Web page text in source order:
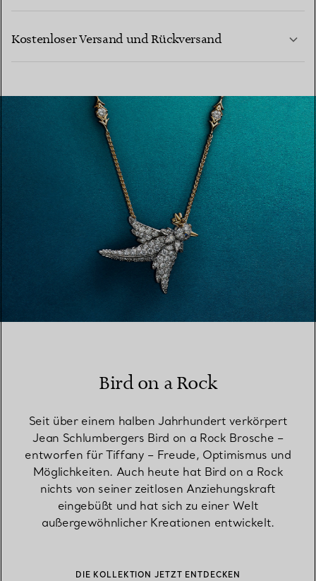
Kostenloser Versand und Rückversand
Bird on a Rock
Seit über einem halben Jahrhundert verkörpert
Jean Schlumbergers Bird on a Rock Brosche –
entworfen für Tiffany – Freude, Optimismus und
Möglichkeiten. Auch heute hat Bird on a Rock
nichts von seiner zeitlosen Anziehungskraft
eingebüßt und hat sich zu einer Welt
außergewöhnlicher Kreationen entwickelt.
DIE KOLLEKTION JETZT ENTDECKEN